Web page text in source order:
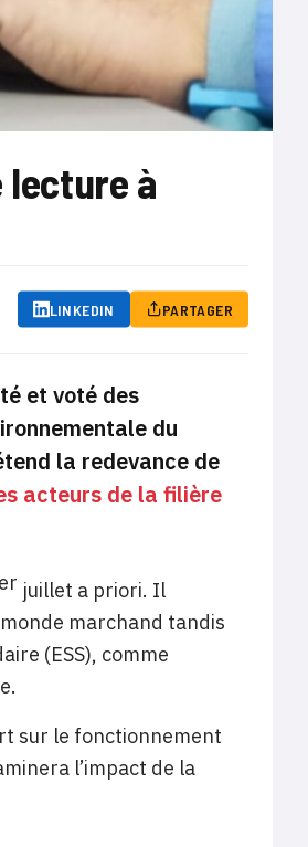
lecture à
LINKEDIN PARTAGER
et voté des
du
la redevance de
acteurs de la filière
er juillet a priori. Il
marchand tandis
(ESS), comme
sur le fonctionnement
l’impact de la